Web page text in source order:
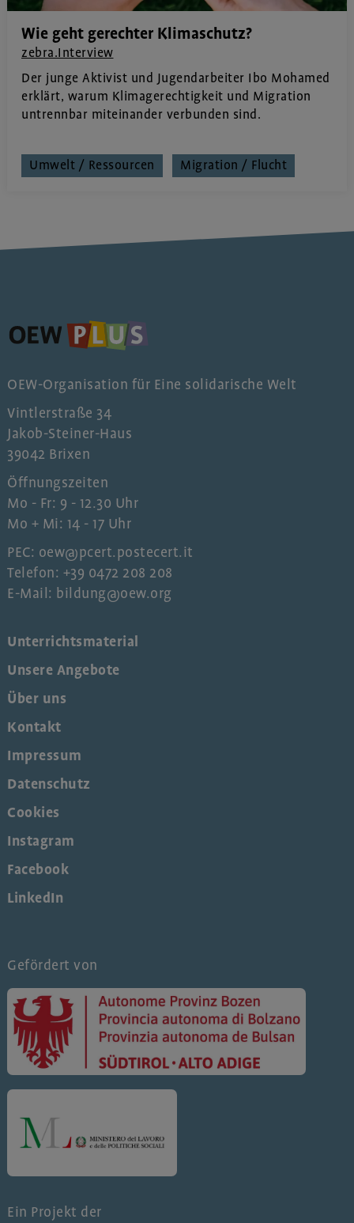
Wie geht gerechter Klimaschutz?
zebra.Interview
Der junge Aktivist und Jugendarbeiter Ibo Mohamed
erklärt, warum Klimagerechtigkeit und Migration
untrennbar miteinander verbunden sind.
Umwelt / Ressourcen Migration / Flucht
OEW-Organisation für Eine solidarische Welt
Vintlerstraße 34
Jakob-Steiner-Haus
39042 Brixen
Öffnungszeiten
Mo - Fr: 9 - 12.30 Uhr
Mo + Mi: 14 - 17 Uhr
PEC: oew@pcert.postecert.it
Telefon: +39 0472 208 208
E-Mail: bildung@oew.org
Unterrichtsmaterial
Unsere Angebote
Über uns
Kontakt
Impressum
Datenschutz
Cookies
Instagram
Facebook
LinkedIn
Gefördert von
Ein Projekt der